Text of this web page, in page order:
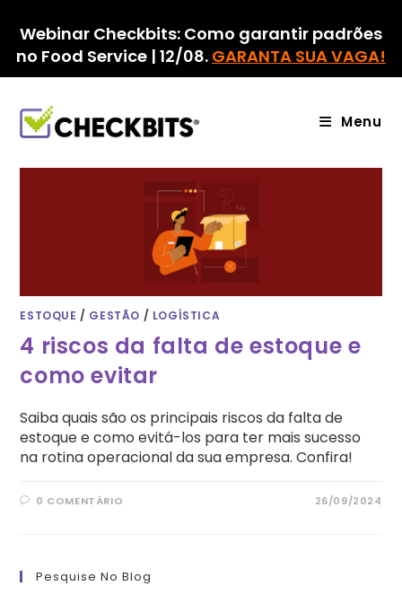
para
conteúdo
Webinar Checkbits: Como garantir padrões
no Food Service | 12/08. GARANTA SUA VAGA!
Menu
ESTOQUE / GESTÃO / LOGÍSTICA
4 riscos da falta de estoque e
como evitar
Saiba quais são os principais riscos da falta de
estoque e como evitá-los para ter mais sucesso
na rotina operacional da sua empresa. Confira!
0 COMENTÁRIO 26/09/2024
Pesquise No Blog